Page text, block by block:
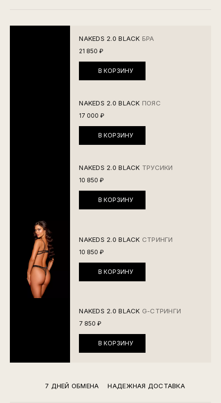
NAKEDS 2.0 BLACK БРА
21 850 ₽
В КОРЗИНУ
NAKEDS 2.0 BLACK ПОЯС
17 000 ₽
В КОРЗИНУ
NAKEDS 2.0 BLACK ТРУСИКИ
10 850 ₽
В КОРЗИНУ
NAKEDS 2.0 BLACK СТРИНГИ
10 850 ₽
В КОРЗИНУ
NAKEDS 2.0 BLACK G-СТРИНГИ
7 850 ₽
В КОРЗИНУ
7 ДНЕЙ ОБМЕНА НАДЕЖНАЯ ДОСТАВКА